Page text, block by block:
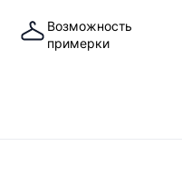
Возможность
примерки